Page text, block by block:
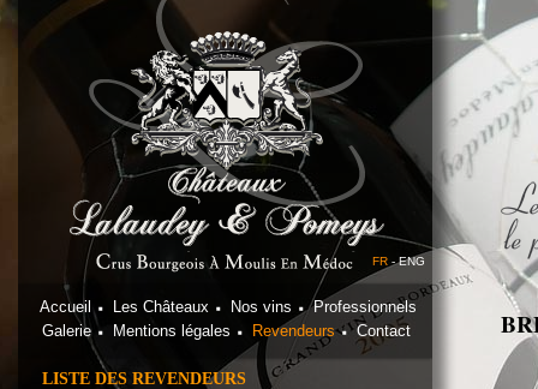
FR -ENG
Accueil Les Châteaux Nos vins
Professionnels
Galerie
Mentions légales Revendeurs Contact
LISTE DES REVENDEURS